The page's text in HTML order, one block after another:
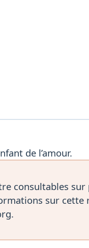
de l’amour.
consultables
sur cette